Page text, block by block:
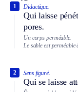
Didactique.
Qui laisse
pores.
1
Un corps perméable.
Le sable est perméable
Sens figuré.
Qui se laisse
2